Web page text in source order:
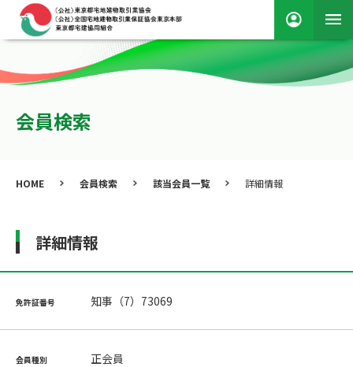
会員検索
HOME 会員検索 該当会員一覧 詳細情報
詳細情報
免許証番号 知事（7）73069
会員種別 正会員